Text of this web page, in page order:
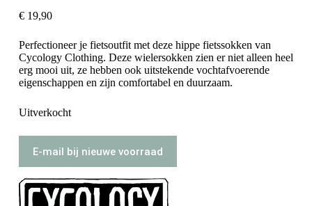
€19,90
Perfectioneer je fietsoutfit met deze hippe fietssokken van
Cycology Clothing. Deze wielersokken zien er niet alleen heel
erg mooi uit, ze hebben ook uitstekende vochtafvoerende
eigenschappen en zijn comfortabel en duurzaam.
Uitverkocht
E-mail bij nieuwe voorraad